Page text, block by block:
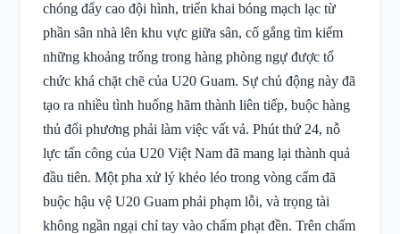
chóng đẩy cao đội hình, triển khai bóng mạch lạc từ
phần sân nhà lên khu vực giữa sân, cố gắng tìm kiếm
những khoảng trống trong hàng phòng ngự được tổ
chức khá chặt chẽ của U20 Guam. Sự chủ động này đã
tạo ra nhiều tình huống hãm thành liên tiếp, buộc hàng
thủ đối phương phải làm việc vất vả. Phút thứ 24, nỗ
lực tấn công của U20 Việt Nam đã mang lại thành quả
đầu tiên. Một pha xử lý khéo léo trong vòng cấm đã
buộc hậu vệ U20 Guam phải phạm lỗi, và trọng tài
không ngần ngại chỉ tay vào chấm phạt đền. Trên chấm